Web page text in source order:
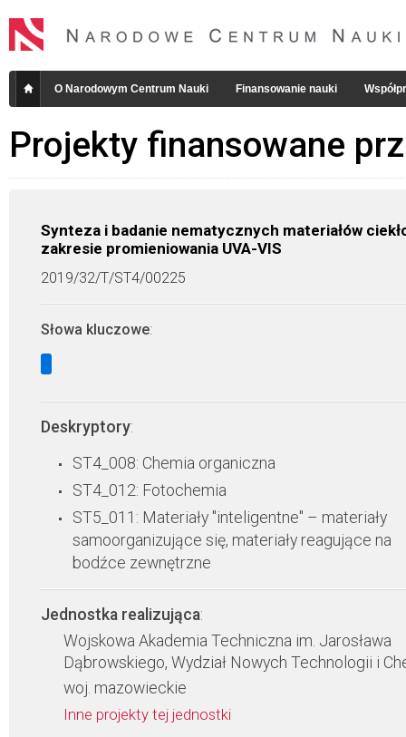
O Narodowym Centrum Nauki Finansowanie nauki
Projekty finansowane
Synteza i badanie nematycznych materiałów
zakresie promieniowania UVA-VIS
2019/32/T/ST4/00225
Słowa kluczowe:
Deskryptory:
ST4_008: Chemia organiczna
ST4_012: Fotochemia
ST5_011: Materiały "inteligentne" – materiały
samoorganizujące się, materiały reagujące na
bodźce zewnętrzne
Jednostka realizująca:
Wojskowa Akademia Techniczna im. Jarosława
Dąbrowskiego, Wydział Nowych Technologii i
woj. mazowieckie
Inne projekty tej jednostki